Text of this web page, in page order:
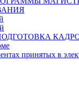
принятых в